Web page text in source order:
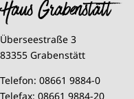
Haus Grabenstätt
Überseestraße 3
83355 Grabenstätt
Telefon: 08661 9884-0
Telefax: 08661 9884-20